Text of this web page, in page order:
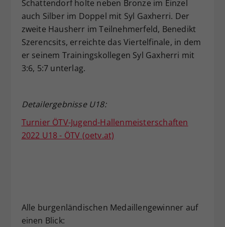
Schattendorf holte neben Bronze im Einzel
auch Silber im Doppel mit Syl Gaxherri. Der
zweite Hausherr im Teilnehmerfeld, Benedikt
Szerencsits, erreichte das Viertelfinale, in dem
er seinem Trainingskollegen Syl Gaxherri mit
3:6, 5:7 unterlag.
Detailergebnisse U18:
Turnier ÖTV-Jugend-Hallenmeisterschaften
2022 U18 - ÖTV (oetv.at)
Alle burgenländischen Medaillengewinner auf
einen Blick: